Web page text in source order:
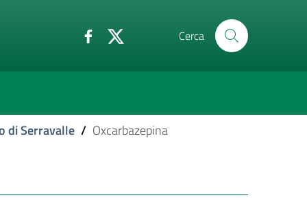
Cerca
di Serravalle / Oxcarbazepina